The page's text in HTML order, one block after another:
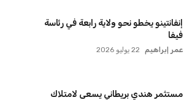
إنفانتينو يخطو نحو ولاية رابعة في رئاسة
فيفا
عمر إبراهيم 22 يوليو 2026
مستثمر هندي بريطاني يسعى لامتلاك